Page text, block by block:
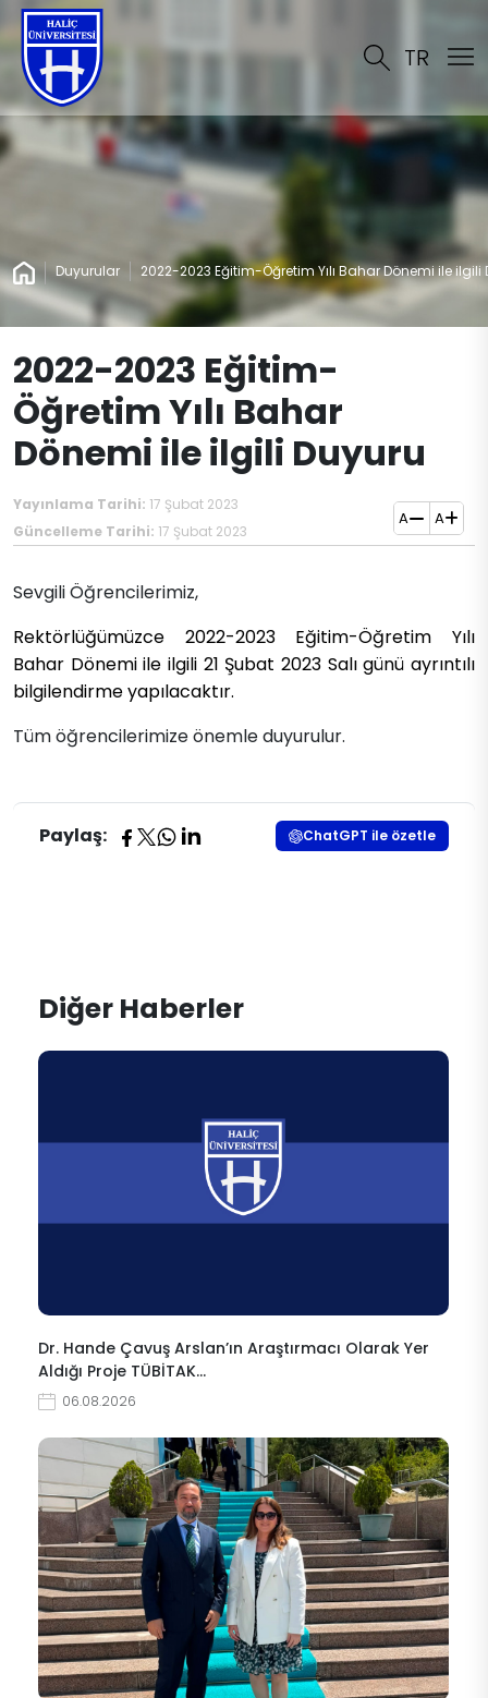
TR
Duyurular 2022-2023 Eğitim-Öğretim Yılı Bahar Dönemi ile ilgili
2022-2023 Eğitim-
Öğretim Yılı Bahar
Dönemi ile ilgili Duyuru
Yayınlama Tarihi: 17 Şubat 2023
Güncelleme Tarihi: 17 Şubat 2023
A A
Sevgili Öğrencilerimiz,
Rektörlüğümüzce 2022-2023 Eğitim-Öğretim Yılı
Bahar D​önemi ile ilgili 21 Şubat 2023 Salı günü ayrıntılı
bilgilendirme yapılacaktır.
​Tüm öğrencilerimize önemle duyurulur.
Paylaş: ChatGPT ile özetle
Diğer Haberler
Dr. Hande Çavuş Arslan’ın Araştırmacı Olarak Yer
Aldığı Proje TÜBİTAK…
06.08.2026